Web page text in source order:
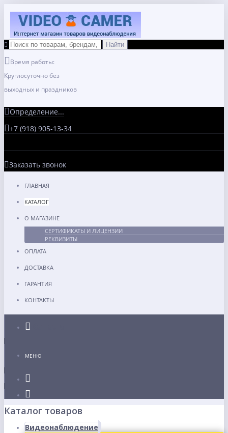
Время работы:
Круглосуточно без
выходных и праздников
Определение...
+7 (918) 905-13-34
Заказать звонок
ГЛАВНАЯ
КАТАЛОГ
О МАГАЗИНЕ
СЕРТИФИКАТЫ И ЛИЦЕНЗИИ
РЕКВИЗИТЫ
ОПЛАТА
ДОСТАВКА
ГАРАНТИЯ
КОНТАКТЫ
МЕНЮ
Каталог товаров
Видеонаблюдение